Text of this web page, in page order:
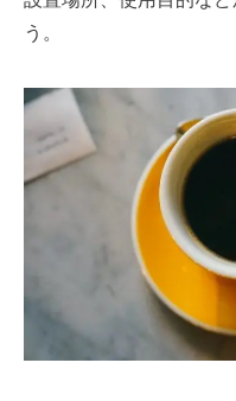
う。